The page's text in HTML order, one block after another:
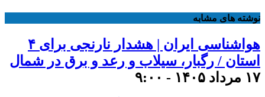
نوشته های مشابه
هواشناسی ایران | هشدار نارنجی برای ۴
استان / رگبار، سیلاب و رعد و برق در شمال
۱۷ مرداد ۱۴۰۵ - ۹:۰۰